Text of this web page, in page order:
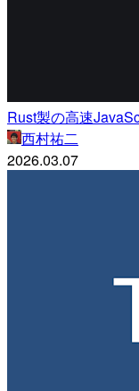
Rust製の高速
西村祐二
2026.03.07